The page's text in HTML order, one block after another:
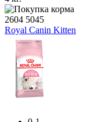
2604 5045
Royal Canin Kitten